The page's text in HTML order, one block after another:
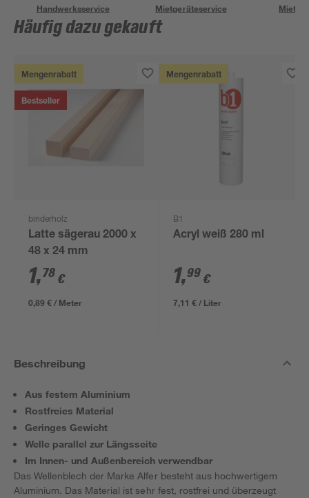
Handwerksservice Mietgeräteservice
Häufig dazu gekauft
Mengenrabatt
Bestseller
binderholz
Latte sägerau 2000 x
48 x 24 mm
1,78 €
0,89 € / Meter
Mengenrabatt
B1
Acryl weiß 280 ml
1,99 €
7,11 € / Liter
Beschreibung
Aus festem Aluminium
Rostfreies Material
Geringes Gewicht
Welle parallel zur Längsseite
Im Innen- und Außenbereich verwendbar
Das Wellenblech der Marke Alfer besteht aus hochwertigem
Aluminium. Das Material ist sehr fest, rostfrei und überzeugt